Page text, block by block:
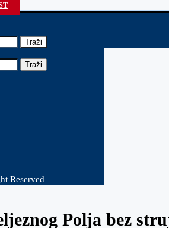
Traži
Traži
Reserved
Polja bez